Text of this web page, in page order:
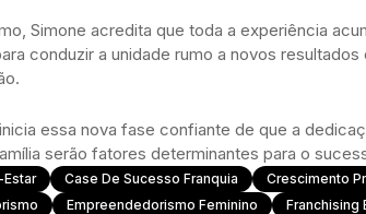
Simone acredita que toda a experiência
conduzir a unidade rumo a novos
essa nova fase confiante de que a
serão fatores determinantes para o
Estar Case De Sucesso Franquia Crescimento
Empreendedorismo Feminino Franchising